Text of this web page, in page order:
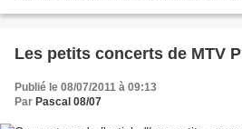
Les petits concerts de MTV
Publié le 08/07/2011 à 09:13
Par Pascal 08/07